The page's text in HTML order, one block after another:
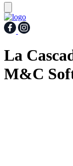
La
M&C